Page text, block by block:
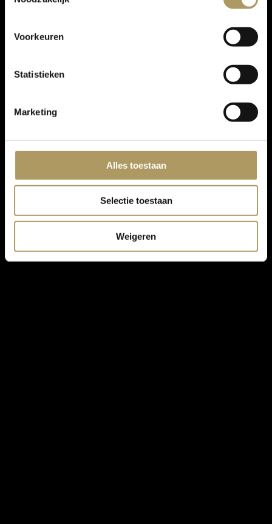
Voorkeuren
Statistieken
Marketing
Alles toestaan
Selectie toestaan
Weigeren